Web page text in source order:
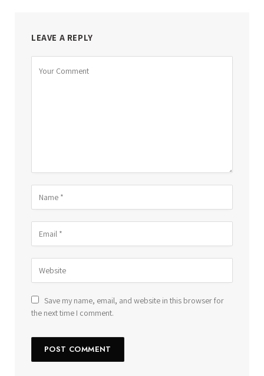
LEAVE A REPLY
Save my name, email, and website in this browser for
the next time I comment.